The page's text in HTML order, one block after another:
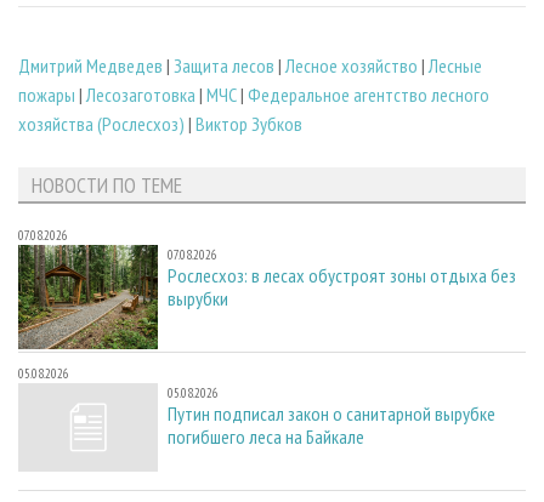
Дмитрий Медведев | Защита лесов |Лесное хозяйство |Лесные
пожары |Лесозаготовка | МЧС| Федеральное агентство лесного
хозяйства (Рослесхоз) | Виктор Зубков
НОВОСТИ ПО ТЕМЕ
07.08.2026
07.08.2026
Рослесхоз: в лесах обустроят зоны отдыха без
вырубки
05.08.2026
05.08.2026
Путин подписал закон о санитарной вырубке
погибшего леса на Байкале